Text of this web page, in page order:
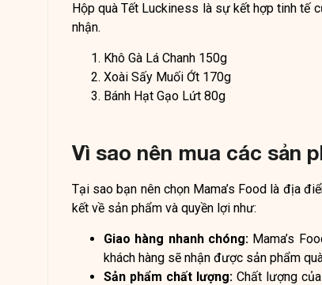
Hộp quà Tết Luckiness là sự kết hợp tinh tế
nhận.
Khô Gà Lá Chanh 150g
Xoài Sấy Muối Ớt 170g
Bánh Hạt Gạo Lứt 80g
Vì sao nên mua các sản
Tại sao bạn nên chọn Mama’s Food là địa
kết về sản phẩm và quyền lợi như:
Giao hàng nhanh chóng: Mama’s
khách hàng sẽ nhận được sản phẩm
Sản phẩm chất lượng: Chất lượng